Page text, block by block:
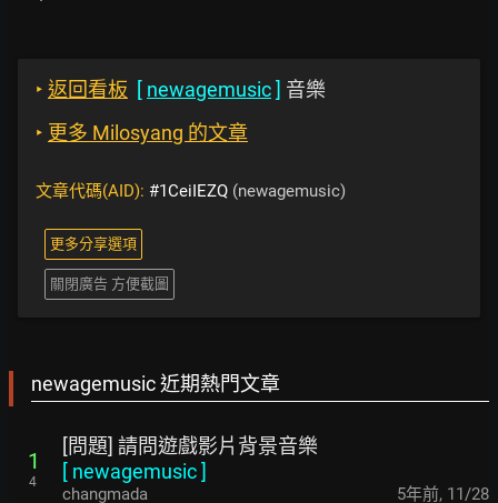
‣ 返回看板 [ newagemusic] 音樂
‣ 更多 Milosyang 的文章
文章代碼(AID): #1CeiIEZQ (newagemusic)
更多分享選項
關閉廣告 方便截圖
newagemusic 近期熱門文章
1
4
[問題] 請問遊戲影片背景音樂
[ newagemusic]
changmada 5年前, 11/28